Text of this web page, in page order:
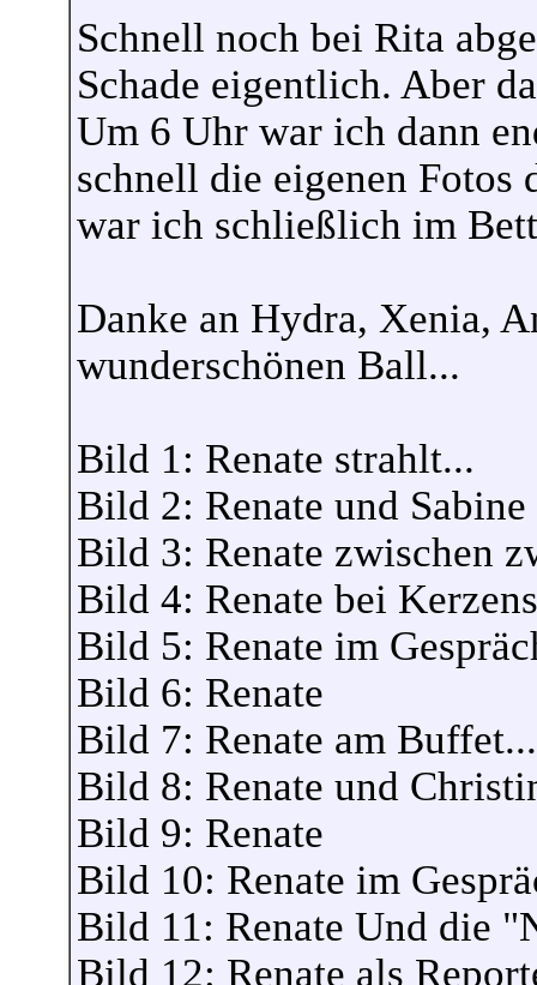
Schnell noch bei Rita
Schade eigentlich. Aber
Um 6 Uhr war ich dann
schnell die eigenen Fotos
war ich schließlich im
Danke an Hydra, Xenia,
wunderschönen Ball...
Bild 1: Renate strahlt...
Bild 2: Renate und
Bild 3: Renate zwischen
Bild 4: Renate bei
Bild 5: Renate im
Bild 6: Renate
Bild 7: Renate am
Bild 8: Renate und
Bild 9: Renate
Bild 10: Renate im
Bild 11: Renate Und die
Bild 12: Renate als